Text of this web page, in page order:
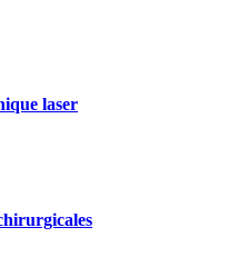
laser